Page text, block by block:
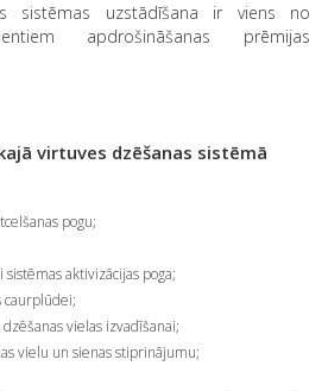
sistēmas uzstādīšana ir viens no
apdrošināšanas prēmijas
virtuves dzēšanas sistēmā
pogu;
sistēmas aktivizācijas poga;
caurplūdei;
vielas izvadīšanai;
vielu un sienas stiprinājumu;